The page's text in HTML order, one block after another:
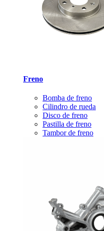
Freno
Bomba de freno
Cilindro de rueda
Disco de freno
Pastilla de freno
Tambor de freno